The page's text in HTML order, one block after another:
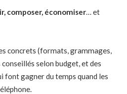
composer, économiser… et
concrets (formats, grammages,
selon budget, et des
font gagner du temps quand les